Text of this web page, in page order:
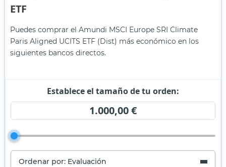
ETF
Puedes comprar el Amundi MSCI Europe SRI Climate
Paris Aligned UCITS ETF (Dist) más económico en los
siguientes bancos directos.
Establece el tamaño de tu orden:
1.000,00 €
Ordenar por: Evaluación